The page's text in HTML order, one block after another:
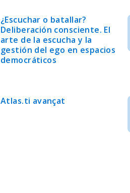
¿Escuchar o batallar?
Deliberación consciente. El
arte de la escucha y la
gestión del ego en espacios
democráticos
Atlas.ti avançat